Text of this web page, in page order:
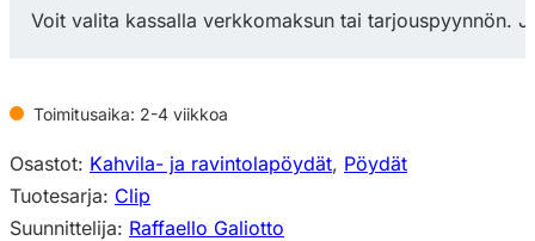
Voit valita kassalla verkkomaksun tai tarjouspyynnön.
Toimitusaika: 2-4 viikkoa
Osastot: Kahvila- ja ravintolapöydät, Pöydät
Tuotesarja: Clip
Suunnittelija: Raffaello Galiotto